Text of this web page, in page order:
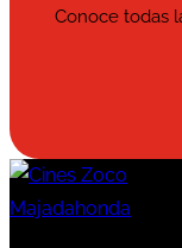
Conoce todas